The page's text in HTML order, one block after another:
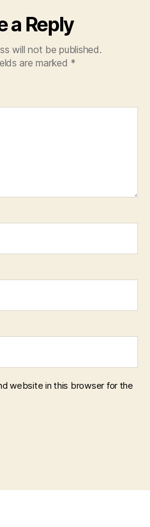
a Reply
will not be published.
are marked *
website in this browser for the